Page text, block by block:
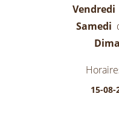
Vendredi
Samedi
15-08-